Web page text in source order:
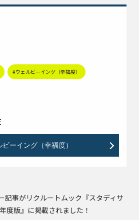
#ウェルビーイング（幸福度）
ーイング（幸福度）
記事がリクルートムック『スタディサ
度版』に掲載されました！